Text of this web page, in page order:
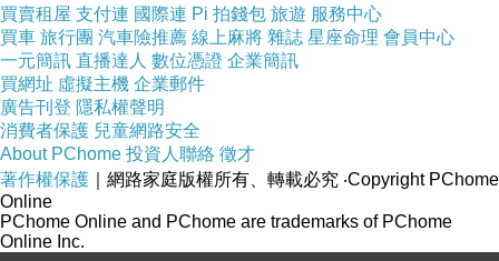
功德供養他了。決定不能跟人對立了，
對立你就錯了，你不是學佛，佛法頭一
個破我見，第二個就是破對立，邊見。
為什麼？你住相了嘛！我們給人題個
字，後頭不落款，不住相，心不住相。
這是經上佛教給我們的，何必要著相？
所以是好事，不是壞事。
買賣租屋 支付連 國際連 Pi 拍錢包 旅遊 服務中心
買車 旅行團 汽車險推薦 線上麻將 雜誌 星座命理 會員中心
一元簡訊 直播達人 數位憑證 企業簡訊
買網址 虛擬主機 企業郵件
廣告刊登 隱私權聲明
消費者保護 兒童網路安全
About PChome 投資人聯絡 徵才
著作權保護 ｜網路家庭版權所有、轉載必究 ‧Copyright PChome
Online
PChome Online and PChome are trademarks of PChome
Online Inc.